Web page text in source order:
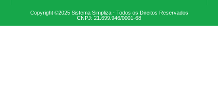
Copyright ©2025 Sistema Simpliza - Todos os Direitos Reservados
CNPJ: 21.699.946/0001-68